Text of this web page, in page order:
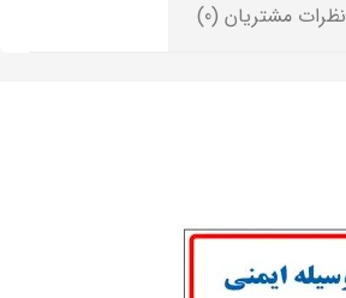
نظرات مشتریان (0)